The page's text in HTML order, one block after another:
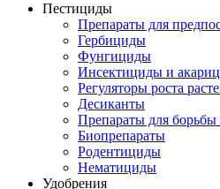
Пестициды
Препараты для
Гербициды
Фунгициды
Инсектициды и
Регуляторы роста
Десиканты
Препараты для борьбы
Биопрепараты
Родентициды
Нематициды
Удобрения